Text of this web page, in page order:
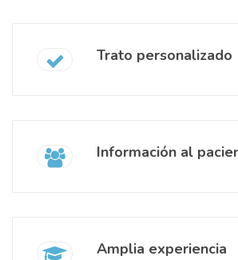
Trato personalizado
Información al
Amplia experiencia